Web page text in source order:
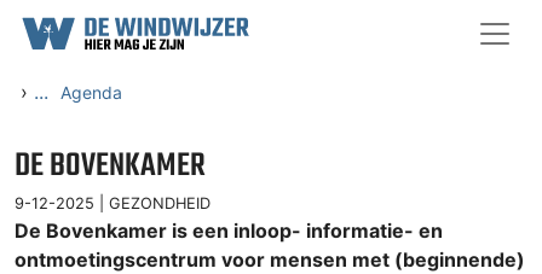
Ga naar content
› ... Agenda
DE BOVENKAMER
9-12-2025 | GEZONDHEID
De Bovenkamer is een inloop- informatie- en
ontmoetingscentrum voor mensen met (beginnende)